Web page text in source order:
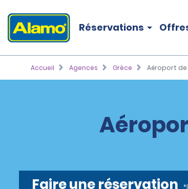
Réservations
Accueil Agences Grèce Aéroport de
Faire une réservation